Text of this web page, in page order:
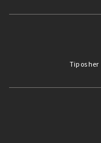
Tip os her